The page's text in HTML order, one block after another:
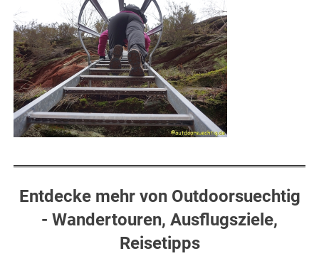
Entdecke mehr von Outdoorsuechtig
- Wandertouren, Ausflugsziele,
Reisetipps